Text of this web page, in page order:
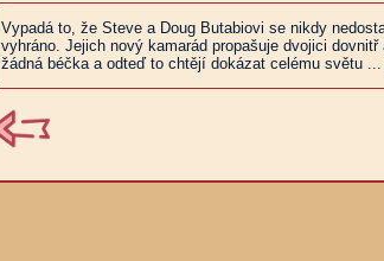
Vypadá to, že Steve a Doug Butabiovi se nikdy
vyhráno. Jejich nový kamarád propašuje dvojici
žádná béčka a odteď to chtějí dokázat celému světu